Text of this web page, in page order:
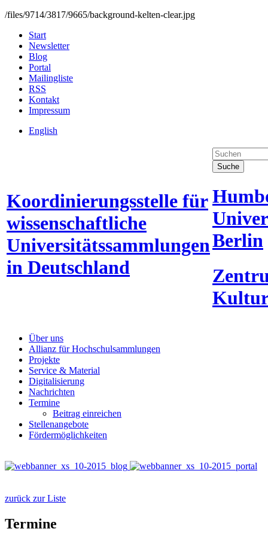
/files/9714/3817/9665/background-kelten-clear.jpg
Start
Newsletter
Blog
Portal
Mailingliste
RSS
Kontakt
Impressum
English
Koordinierungsstelle für
wissenschaftliche
Universitätssammlungen
in Deutschland
Suche
Berlin
Über uns
Allianz für Hochschulsammlungen
Projekte
Service & Material
Digitalisierung
Nachrichten
Termine
Beitrag einreichen
Stellenangebote
Fördermöglichkeiten
zurück zur Liste
Termine